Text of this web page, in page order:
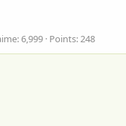
6,999 Points 248